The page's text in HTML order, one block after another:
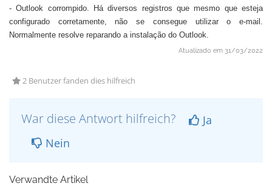
- Outlook corrompido. Há diversos registros que mesmo que esteja
configurado corretamente, não se consegue utilizar o e-mail.
Normalmente resolve reparando a instalação do Outlook.
Atualizado em 31/03/2022
2 Benutzer fanden dies hilfreich
War diese Antwort hilfreich?
Ja
Nein
Verwandte Artikel